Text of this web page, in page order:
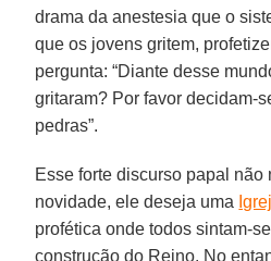
drama da anestesia que o
que os jovens gritem,
pergunta: “Diante desse
gritaram? Por favor decidam-
pedras”.
Esse forte discurso papal não
novidade, ele deseja uma
profética onde todos sintam-
construção do Reino. No